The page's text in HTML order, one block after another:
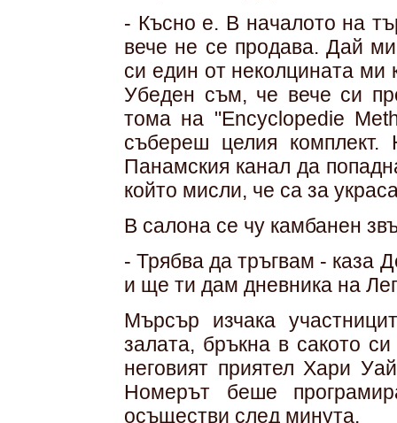
- Късно е. В началото на
вече не се продава. Дай
си един от неколцината ми
Убеден съм, че вече си
тома на "Encyclopedie
събереш целия
Панамския канал да
който мисли, че са за
В салона се чу камбанен
- Трябва да тръгвам - каза
и ще ти дам дневника на
Мърсър изчака
залата, бръкна в сакото
неговият приятел Хари
Номерът беше
осъществи след минута.